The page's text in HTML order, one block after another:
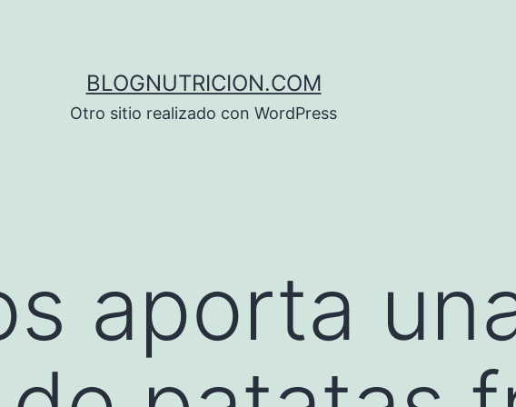
BLOGNUTRICION.COM
Otro sitio realizado con WordPress
aporta